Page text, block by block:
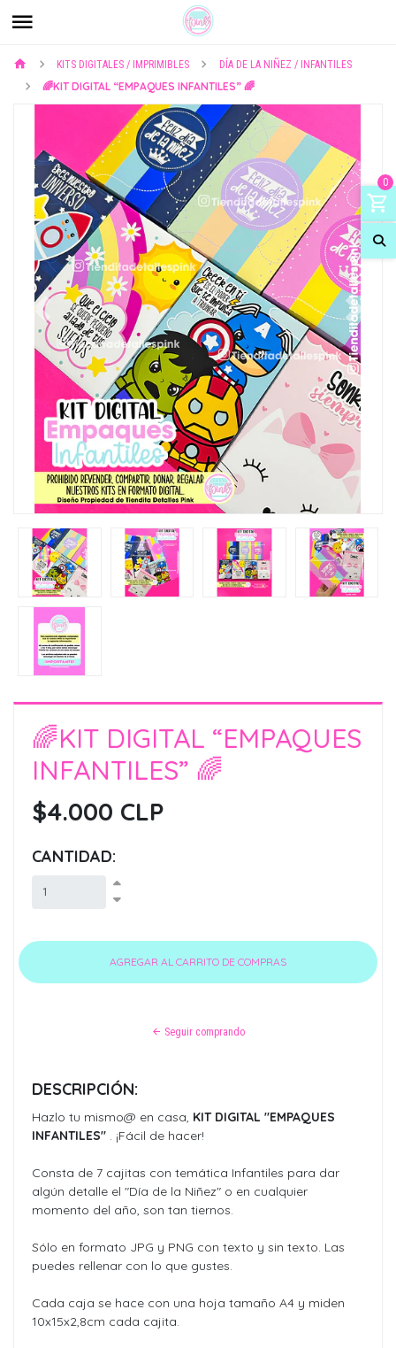
0
KITS DIGITALES / IMPRIMIBLES DÍA DE LA NIÑEZ / INFANTILES
🌈KIT DIGITAL “EMPAQUES INFANTILES” 🌈
Previous Next
🌈KIT DIGITAL “EMPAQUES
INFANTILES” 🌈
$4.000 CLP
CANTIDAD:
Seguir comprando
DESCRIPCIÓN:
Hazlo tu mismo@ en casa, KIT DIGITAL "EMPAQUES
INFANTILES" . ¡Fácil de hacer!
Consta de 7 cajitas con temática Infantiles para dar
algún detalle el "Día de la Niñez" o en cualquier
momento del año, son tan tiernos.
Sólo en formato JPG y PNG con texto y sin texto. Las
puedes rellenar con lo que gustes.
Cada caja se hace con una hoja tamaño A4 y miden
10x15x2,8cm cada cajita.